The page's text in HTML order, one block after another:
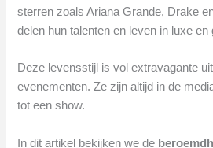
sterren zoals Ariana Grande, Drake
delen hun talenten en leven in luxe en
Deze levensstijl is vol extravagante
evenementen. Ze zijn altijd in de
tot een show.
In dit artikel bekijken we de